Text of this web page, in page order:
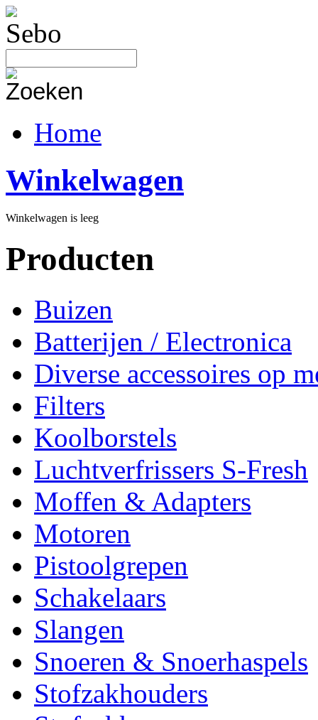
Home
Winkelwagen
Winkelwagen is leeg
Producten
Buizen
Batterijen / Electronica
Diverse accessoires op
Filters
Koolborstels
Luchtverfrissers S-Fresh
Moffen & Adapters
Motoren
Pistoolgrepen
Schakelaars
Slangen
Snoeren & Snoerhaspels
Stofzakhouders